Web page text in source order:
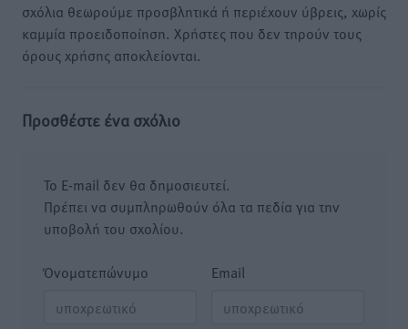
σχόλια θεωρούμε προσβλητικά ή περιέχουν ύβρεις, χωρίς
καμμία προειδοποίηση. Χρήστες που δεν τηρούν τους
όρους χρήσης αποκλείονται.
Προσθέστε ένα σχόλιο
Το E-mail δεν θα δημοσιευτεί.
Πρέπει να συμπληρωθούν όλα τα πεδία για την
υποβολή του σχολίου.
Όνοματεπώνυμο Email